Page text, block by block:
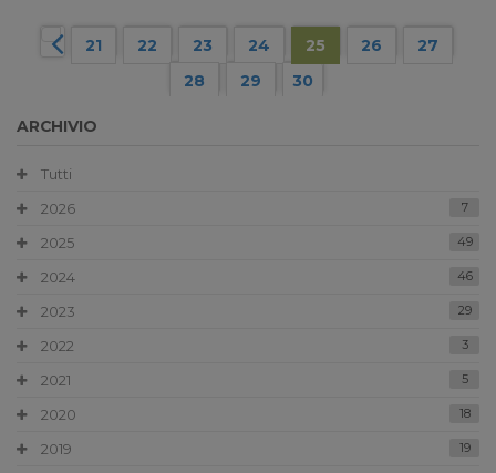
21 22 23 24 25 26
27
28
29 30
ARCHIVIO
Tutti
2026
7
2025 49
2024 46
2023 29
2022 3
2021 5
2020 18
2019 19